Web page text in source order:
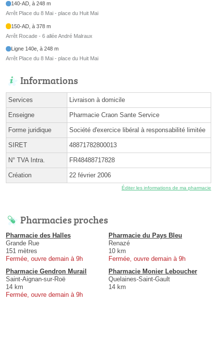
140-AD, à 248 m
Arrêt Place du 8 Mai - place du Huit Mai
150-AD, à 378 m
Arrêt Rocade - 6 allée André Malraux
Ligne 140e, à 248 m
Arrêt Place du 8 Mai - place du Huit Mai
Informations
Services Livraison à domicile
Enseigne Pharmacie Craon Sante Service
Forme juridique Société d'exercice libéral à responsabilité limitée
SIRET 48871782800013
N° TVA Intra. FR48488717828
Création 22 février 2006
Éditer les informations de ma pharmacie
Pharmacies proches
Pharmacie des Halles
Grande Rue
151 mètres
Fermée, ouvre demain à 9h
Pharmacie du Pays Bleu
Renazé
10 km
Fermée, ouvre demain à 9h
Pharmacie Gendron Murail
Saint-Aignan-sur-Roë
14 km
Fermée, ouvre demain à 9h
Pharmacie Monier Leboucher
Quelaines-Saint-Gault
14 km